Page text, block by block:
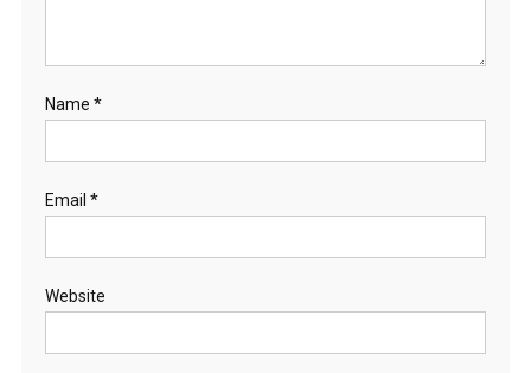
Name *
Email *
Website